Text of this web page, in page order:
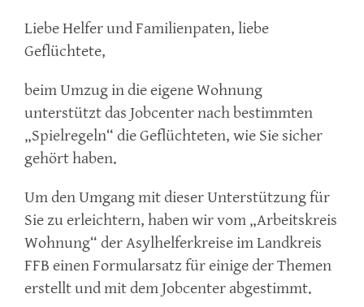
Liebe Helfer und Familienpaten, liebe
Geflüchtete,
beim Umzug in die eigene Wohnung
unterstützt das Jobcenter nach bestimmten
„Spielregeln“ die Geflüchteten, wie Sie sicher
gehört haben.
Um den Umgang mit dieser Unterstützung für
Sie zu erleichtern, haben wir vom „Arbeitskreis
Wohnung“ der Asylhelferkreise im Landkreis
FFB einen Formularsatz für einige der Themen
erstellt und mit dem Jobcenter abgestimmt.